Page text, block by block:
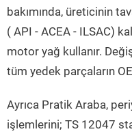
bakımında, üreticinin
( API - ACEA - ILSAC)
motor yağ kullanır.
tüm yedek parçaların
Ayrıca Pratik Araba,
işlemlerini; TS 12047